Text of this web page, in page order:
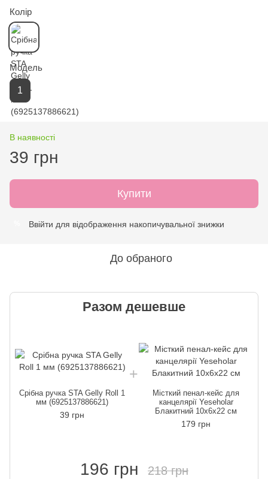
Колір
Модель
1
В наявності
39 грн
Купити
Ввійти для відображення накопичувальної знижки
До обраного
Разом дешевше
Срібна ручка STA Gelly Roll 1
мм (6925137886621)
39 грн
Місткий пенал-кейс для
канцелярії Yeseholar
Блакитний 10х6х22 см
179 грн
196 грн 218 грн